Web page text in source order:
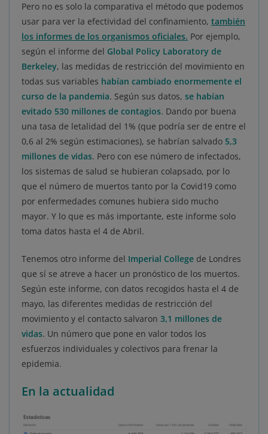
Pero no es solo la comparativa el método que podemos
usar para ver la efectividad del confinamiento, también
los informes de los organismos oficiales. Por ejemplo,
según el informe del Global Policy Laboratory de
Berkeley, las medidas de restricción del movimiento en
todas sus variables habían cambiado enormemente el
curso de la pandemia. Según sus datos, se habían
evitado 530 millones de contagios. Dando por buena
una tasa de letalidad del 1% (que podría ser de entre el
0,6 al 2% según estimaciones), se habrían salvado 5,3
millones de vidas. Pero con ese número de infectados,
los sistemas de salud se hubieran colapsado, por lo
que el número de muertos tanto por la Covid19 como
por enfermedades comunes hubiera sido mucho
mayor. Y lo que es más importante, este informe solo
toma datos hasta el 4 de Abril.
Tenemos otro informe del Imperial College de Londres
que sí se atreve a hacer un pronóstico de los muertos.
Según este informe, con datos recogidos hasta el 4 de
mayo, las diferentes medidas de restricción del
movimiento y el contacto salvaron 3,1 millones de
vidas. Un número que pone en valor todos los
esfuerzos individuales y colectivos para frenar la
epidemia.
En la actualidad